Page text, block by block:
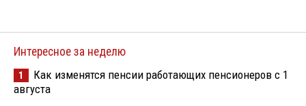
Интересное за неделю
1
Как изменятся пенсии работающих пенсионеров с 1
августа